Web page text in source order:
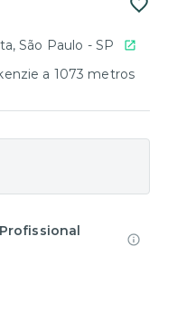
São Paulo - SP
a 1073 metros